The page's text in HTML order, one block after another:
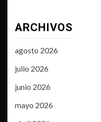
ARCHIVOS
agosto 2026
julio 2026
junio 2026
mayo 2026